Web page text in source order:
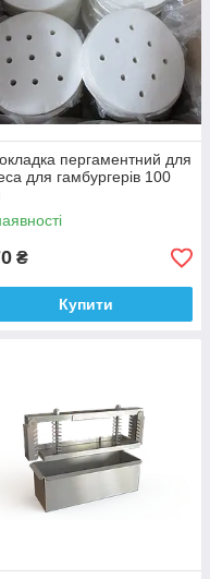
пергаментний для
для гамбургерів 100
₴
Купити